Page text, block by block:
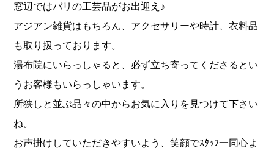
窓辺ではバリの工芸品がお出迎え♪
アジアン雑貨はもちろん、アクセサリーや時計、衣料品
も取り扱っております。
湯布院にいらっしゃると、必ず立ち寄ってくださるとい
うお客様もいらっしゃいます。
所狭しと並ぶ品々の中からお気に入りを見つけて下さい
ね。
お声掛けしていただきやすいよう、笑顔でｽﾀｯﾌ一同心よ